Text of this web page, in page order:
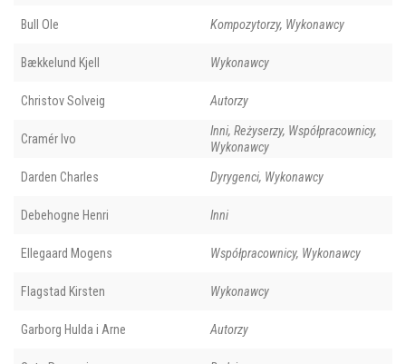
Bull Ole Kompozytorzy, Wykonawcy
Bækkelund Kjell Wykonawcy
Christov Solveig Autorzy
Cramér Ivo
Inni, Reżyserzy, Współpracownicy,
Wykonawcy
Darden Charles Dyrygenci, Wykonawcy
Debehogne Henri Inni
Ellegaard Mogens Współpracownicy, Wykonawcy
Flagstad Kirsten Wykonawcy
Garborg Hulda i Arne Autorzy